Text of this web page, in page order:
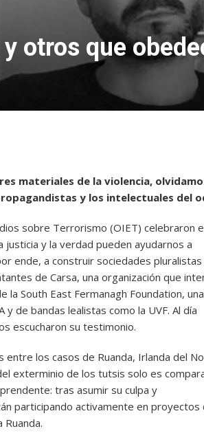
otros que
materiales de la violencia,
y los intelectuales del
sobre Terrorismo (OIET) celebraron
y la verdad pueden ayudarnos a
ende, a construir sociedades
de Carsa, una organización que
la South East Fermanagh Foundation, una
de bandas lealistas como la UVF. Al día
escucharon su testimonio.
entre los casos de Ruanda, Irlanda del
exterminio de los tutsis solo es
tras asumir su culpa y
participando activamente en proyectos